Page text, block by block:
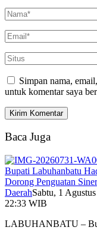
Simpan nama,
untuk komentar saya
Baca Juga
Bupati Labuhanbatu
Dorong Penguatan
DaerahSabtu, 1
22:33 WIB
LABUHANBATU –